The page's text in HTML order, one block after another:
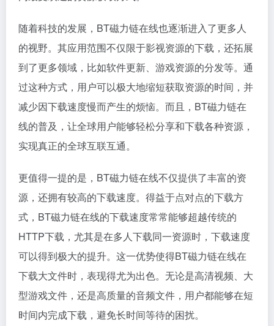
随着科技的发展，BT磁力链在线也逐渐进入了更多人
的视野。其应用范围不仅限于影视资源的下载，还拓展
到了更多领域，比如软件更新、游戏资源的分发等。通
过这种方式，用户可以极大地缩短获取资源的时间，并
减少因下载速度慢而产生的烦恼。而且，BT磁力链在
线的普及，让全球用户能够轻松分享和下载各种资源，
实现真正的全球互联互通。
更值得一提的是，BT磁力链在线不仅提供了丰富的资
源，还拥有较高的下载速度。得益于点对点的下载方
式，BT磁力链在线的下载速度常常能够超越传统的
HTTP下载，尤其是在多人下载同一资源时，下载速度
可以得到极大的提升。这一优势使得BT磁力链在线在
下载大文件时，表现得尤为出色。无论是高清视频、大
型游戏文件，还是高质量的音频文件，用户都能够在短
时间内完成下载，避免长时间等待的困扰。